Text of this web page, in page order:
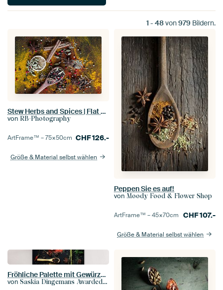
1 - 48von979 Bildern.
Stew Herbs and Spices | Flat Lay Photography
von RB-Photography
ArtFrame™ –75×50cm CHF126.-
Größe & Material selbst wählen
Peppen Sie es auf!
von Moody Food & Flower Shop
ArtFrame™ –45×70cm CHF107.-
Größe & Material selbst wählen
Fröhliche Palette mit Gewürzen.
von Saskia Dingemans Awarded Photographer